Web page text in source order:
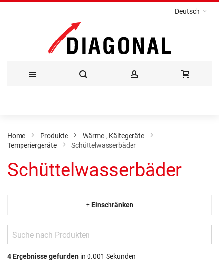
Deutsch
Inhalt
Home Produkte
Wärme-, Kältegeräte
Temperiergeräte
Schüttelwasserbäder
Schüttelwasserbäder
+ Einschränken
4Ergebnisse gefunden in 0.001 Sekunden